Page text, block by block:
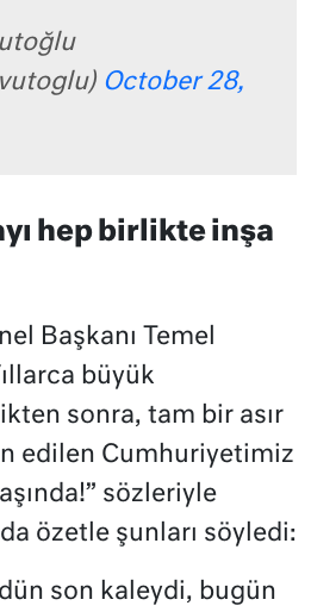
October 28,
hep birlikte inşa
Başkanı Temel
büyük
sonra, tam bir asır
edilen Cumhuriyetimiz
sözleriyle
özetle şunları söyledi:
son kaleydi, bugün